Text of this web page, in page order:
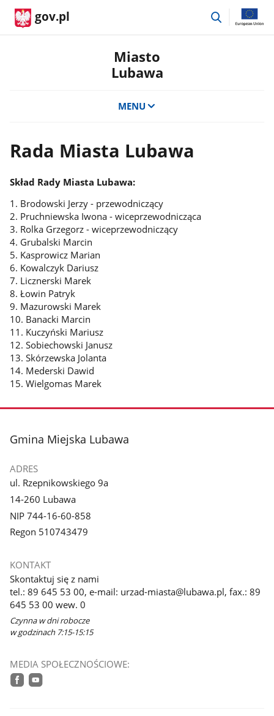
gov.pl
przejdź
Miasto
Lubawa
MENU
Rada Miasta Lubawa
Skład Rady Miasta Lubawa:
1. Brodowski Jerzy - przewodniczący
2. Pruchniewska Iwona - wiceprzewodnicząca
3. Rolka Grzegorz - wiceprzewodniczący
4. Grubalski Marcin
5. Kasprowicz Marian
6. Kowalczyk Dariusz
7. Licznerski Marek
8. Łowin Patryk
9. Mazurowski Marek
10. Banacki Marcin
11. Kuczyński Mariusz
12. Sobiechowski Janusz
13. Skórzewska Jolanta
14. Mederski Dawid
15. Wielgomas Marek
stopka
Gmina Miejska Lubawa
ADRES
ul. Rzepnikowskiego 9a
14-260 Lubawa
NIP 744-16-60-858
Regon 510743479
KONTAKT
Skontaktuj się z nami
tel.: 89 645 53 00, e-mail: urzad-miasta@lubawa.pl, fax.: 89
645 53 00 wew. 0
Czynna w dni robocze
w godzinach 7:15-15:15
MEDIA SPOŁECZNOŚCIOWE: